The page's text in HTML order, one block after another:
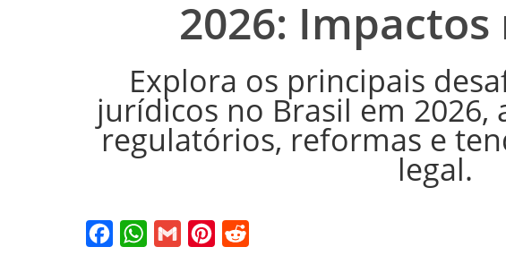
2026: Impactos
Explora os principais
jurídicos no Brasil em 2026,
regulatórios, reformas e
legal.